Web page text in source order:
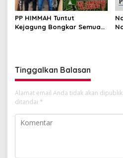
PP HIMMAH Tuntut
Kejagung Bongkar Semua
Tinggalkan Balasan
Alamat email Anda tidak akan
ditandai *